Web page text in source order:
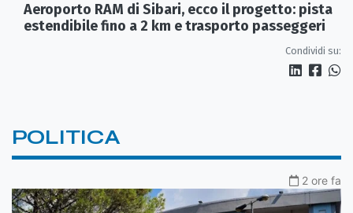
Aeroporto RAM di Sibari, ecco il progetto: pista
estendibile fino a 2 km e trasporto passeggeri
Condividi su:
POLITICA
2 ore fa